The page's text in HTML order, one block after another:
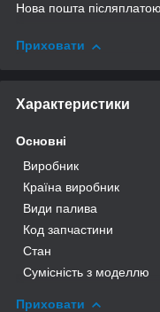
Нова пошта
Приховати
Характеристики
Основні
Виробник
Країна виробник
Види палива
Код запчастини
Стан
Сумісність з моделлю
Приховати